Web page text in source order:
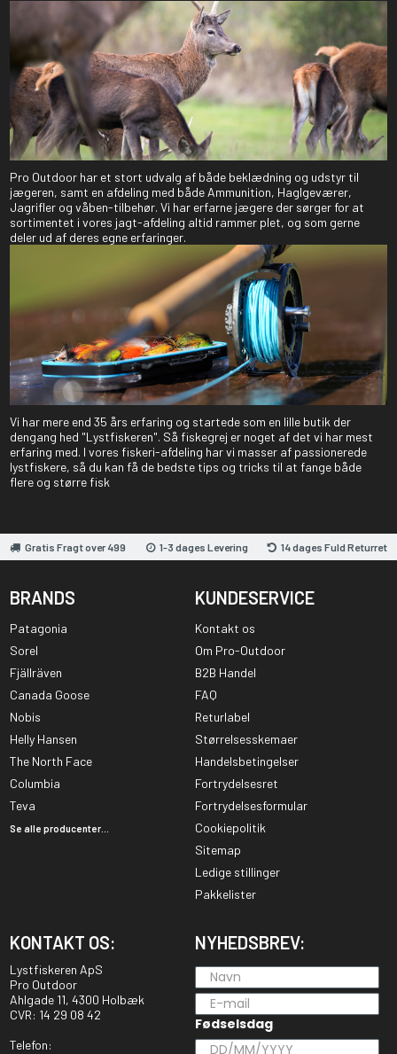
Pro Outdoor har et stort udvalg af både beklædning og udstyr til
jægeren, samt en afdeling med både Ammunition, Haglgeværer,
Jagrifler og våben-tilbehør. Vi har erfarne jægere der sørger for at
sortimentet i vores jagt-afdeling altid rammer plet, og som gerne
deler ud af deres egne erfaringer.
Vi har mere end 35 års erfaring og startede som en lille butik der
dengang hed "Lystfiskeren". Så fiskegrej er noget af det vi har mest
erfaring med. I vores fiskeri-afdeling har vi masser af passionerede
lystfiskere, så du kan få de bedste tips og tricks til at fange både
flere og større fisk
Gratis Fragt over 499 1-3 dages Levering 14 dages Fuld Returret
BRANDS
Patagonia
Sorel
Fjällräven
Canada Goose
Nobis
Helly Hansen
The North Face
Columbia
Teva
Se alle producenter...
KUNDESERVICE
Kontakt os
Om Pro-Outdoor
B2B Handel
FAQ
Returlabel
Størrelsesskemaer
Handelsbetingelser
Fortrydelsesret
Fortrydelsesformular
Cookiepolitik
Sitemap
Ledige stillinger
Pakkelister
KONTAKT OS:
Lystfiskeren ApS
Pro Outdoor
Ahlgade 11, 4300 Holbæk
CVR: 14 29 08 42
Telefon:
NYHEDSBREV:
Fødselsdag